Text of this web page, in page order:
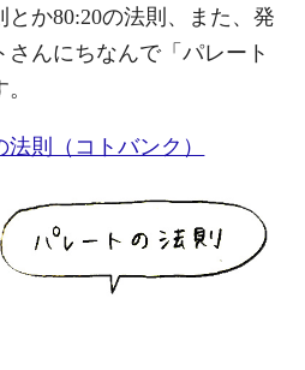
か80:20の法則、また、発
さんにちなんで「パレート
則（コトバンク）